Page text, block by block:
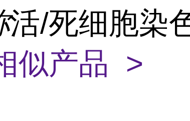
活/死细胞染
似产品 >